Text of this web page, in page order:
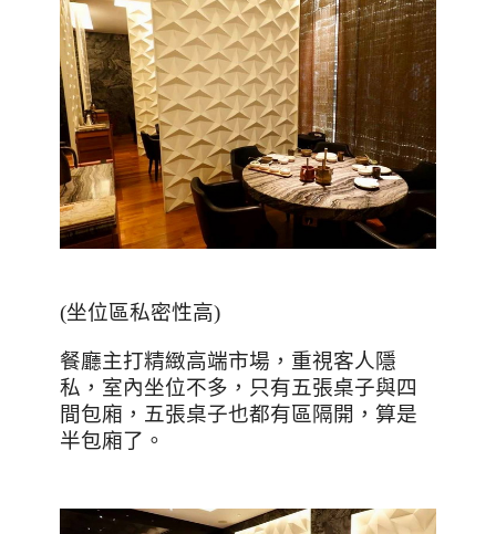
(坐位區私密性高)
餐廳主打精緻高端市場，重視客人隱
私，室內坐位不多，只有五張桌子與四
間包廂，五張桌子也都有區隔開，算是
半包廂了。